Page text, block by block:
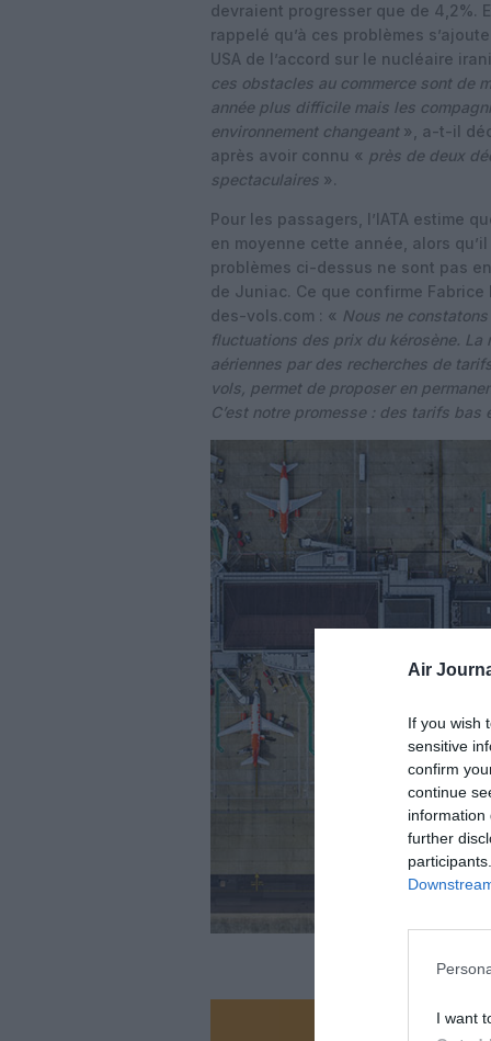
Air
If you wish
sensitive
confirm
continue
information
further
I want
devraient progresser que de 4,2%.
rappelé qu’à ces problèmes
USA de l’accord sur le nucléaire
ces obstacles au commerce sont de
année plus difficile mais les
environnement changeant », a-t-il
après avoir connu « près de deux
spectaculaires ».
Pour les passagers, l’IATA estime
en moyenne cette année, alors
problèmes ci-dessus ne sont pas
de Juniac. Ce que confirme
des-vols.com : « Nous ne
fluctuations des prix du kérosène. La
aériennes par des recherches de
vols, permet de proposer en
C’est notre promesse : des tarifs